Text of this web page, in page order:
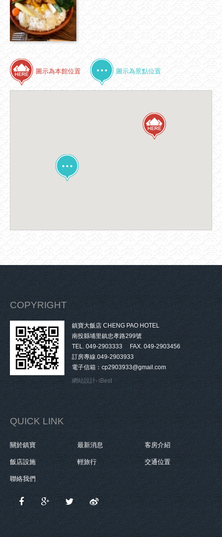
圖示為本館位置 圖示為景點位置
COPYRIGHT
鎮寶大飯店 CHENG PAO HOTEL
南投縣埔里鎮忠孝路299號
TEL. 049-2903333 FAX. 049-2903456
訂房專線.049-2903933
電子信箱：cp2903933@gmail.com
網站設計‧ iBest
QUICK LINK
關於鎮寶 最新消息 客房介紹
飯店設施 輕旅行 交通位置
聯絡我們